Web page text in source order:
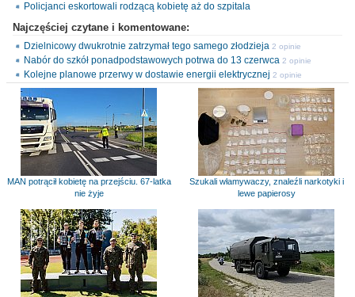
Policjanci eskortowali rodzącą kobietę aż do szpitala
Najczęściej czytane i komentowane:
Dzielnicowy dwukrotnie zatrzymał tego samego złodzieja 2 opinie
Nabór do szkół ponadpodstawowych potrwa do 13 czerwca 2 opinie
Kolejne planowe przerwy w dostawie energii elektrycznej 2 opinie
MAN potrącił kobietę na przejściu. 67-latka
nie żyje
Szukali włamywaczy, znaleźli narkotyki i
lewe papierosy